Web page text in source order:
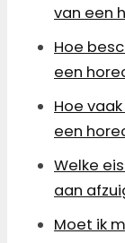
van een
Hoe
een
Hoe
een
Welke
aan
Moet ik